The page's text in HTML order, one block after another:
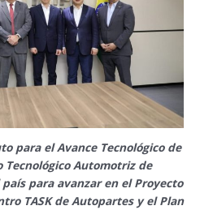
para el Avance Tecnológico de
Automotriz de
país para avanzar en el Proyecto
TASK de Autopartes y el Plan